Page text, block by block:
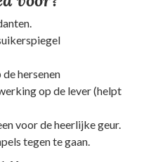
hersenen
op de lever (helpt
voor de heerlijke geur.
tegen te gaan.